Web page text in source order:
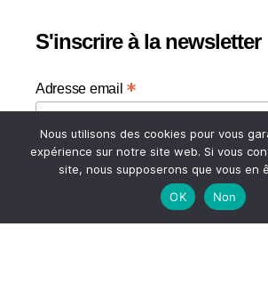
S'inscrire à la newsletter
Adresse email *
Votre adresse email
Nous utilisons des cookies pour vous
expérience sur notre site web. Si vous
site, nous supposerons que vous en
OK
Non